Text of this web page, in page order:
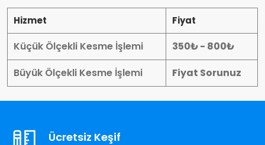
Hizmet Fiyat
Küçük Ölçekli Kesme İşlemi
350₺ - 800₺
Büyük Ölçekli Kesme İşlemi
Fiyat Sorunuz
Ücretsiz Keşif